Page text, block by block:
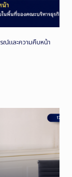
ณ์และความคืบหน้า